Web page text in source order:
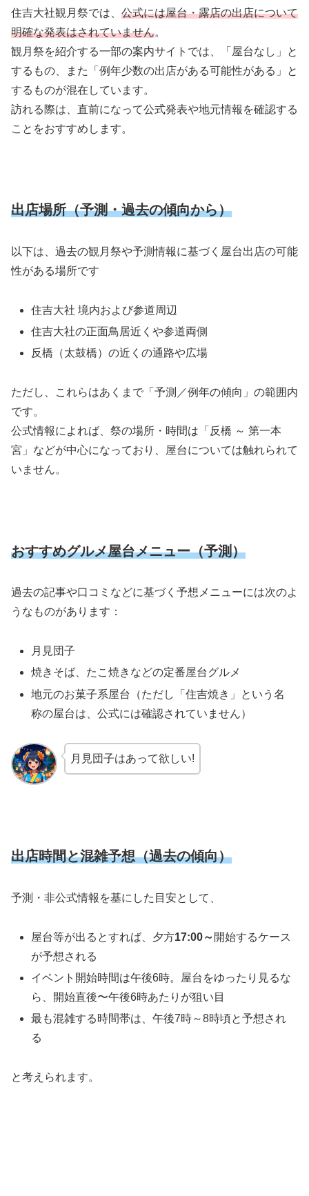
住吉大社観月祭では、 公式には屋台・露店の出店について
明確な発表はされていません。
観月祭を紹介する一部の案内サイトでは、「屋台なし」と
するもの、また「例年少数の出店がある可能性がある」と
するものが混在しています。
訪れる際は、直前になって公式発表や地元情報を確認する
ことをおすすめします。
出店場所（予測・過去の傾向から）
以下は、過去の観月祭や予測情報に基づく屋台出店の可能
性がある場所です
住吉大社 境内および参道周辺
住吉大社の正面鳥居近くや参道両側
反橋（太鼓橋）の近くの通路や広場
ただし、これらはあくまで「予測／例年の傾向」の範囲内
です。
公式情報によれば、祭の場所・時間は「反橋 ～ 第一本
宮」などが中心になっており、屋台については触れられて
いません。
おすすめグルメ屋台メニュー（予測）
過去の記事や口コミなどに基づく予想メニューには次のよ
うなものがあります：
月見団子
焼きそば、たこ焼きなどの定番屋台グルメ
地元のお菓子系屋台（ただし「住吉焼き」という名
称の屋台は、公式には確認されていません）
月見団子はあって欲しい!
出店時間と混雑予想（過去の傾向）
予測・非公式情報を基にした目安として、
屋台等が出るとすれば、夕方17:00～ 開始するケース
が予想される
イベント開始時間は午後6時。屋台をゆったり見るな
ら、開始直後〜午後6時あたりが狙い目
最も混雑する時間帯は、午後7時～8時頃と予想され
る
と考えられます。